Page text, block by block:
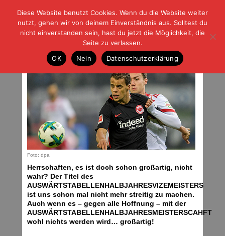
| | |BLOG-GFußball und der Rest
HOME|REGELN|IMPRESSUM |DATENSCHUTZ
Bäääm!
Mittwoch, 13.12.17 | 05:26 Uhr
Foto: dpa
Herrschaften, es ist doch schon großartig, nicht
wahr? Der Titel des
AUSWÄRTSTABELLENHALBJAHRESVIZEMEISTERS
ist uns schon mal nicht mehr streitig zu machen.
Auch wenn es – gegen alle Hoffnung – mit der
AUSWÄRTSTABELLENHALBJAHRESMEISTERSCAHFT
wohl nichts werden wird… großartig!
Diese Website benutzt Cookies. Wenn du die Website weiter
nutzt, gehen wir von deinem Einverständnis aus. Solltest du
nicht einverstanden sein, hast du jetzt die Möglichkeit, die
Seite zu verlassen.
OK
Nein Datenschutzerklärung